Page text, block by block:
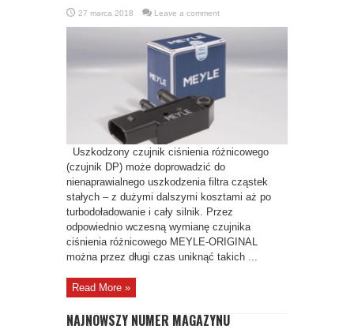
27 marca 2018 Leave a comment
Uszkodzony czujnik ciśnienia różnicowego
(czujnik DP) może doprowadzić do
nienaprawialnego uszkodzenia filtra cząstek
stałych – z dużymi dalszymi kosztami aż po
turbodoładowanie i cały silnik. Przez
odpowiednio wczesną wymianę czujnika
ciśnienia różnicowego MEYLE-ORIGINAL
można przez długi czas uniknąć takich ...
Read More »
NAJNOWSZY NUMER MAGAZYNU